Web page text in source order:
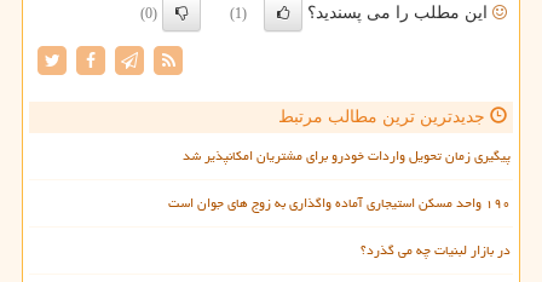
این مطلب را می پسندید؟ (1)
(0)
جدیدترین ترین مطالب مرتبط
پیگیری زمان تحویل واردات خودرو برای مشتریان امکانپذیر شد
۱۹۰ واحد مسکن استیجاری آماده واگذاری به زوج های جوان است
در بازار لبنیات چه می گذرد؟